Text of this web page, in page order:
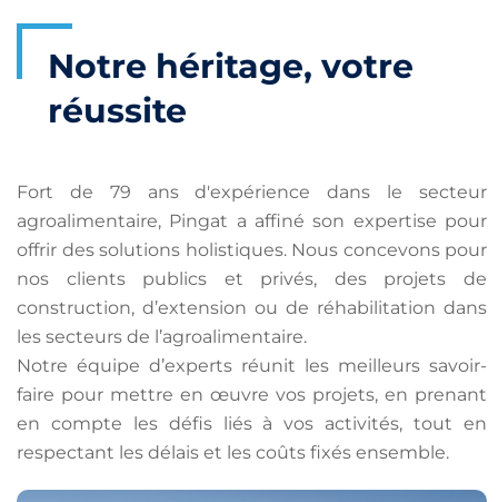
Notre héritage, votre
réussite
Fort de 79 ans d'expérience dans le secteur
agroalimentaire, Pingat a affiné son expertise pour
offrir des solutions holistiques. Nous concevons pour
nos clients publics et privés, des projets de
construction, d’extension ou de réhabilitation dans
les secteurs de l’agroalimentaire.
Notre équipe d’experts réunit les meilleurs savoir-
faire pour mettre en œuvre vos projets, en prenant
en compte les défis liés à vos activités, tout en
respectant les délais et les coûts fixés ensemble.